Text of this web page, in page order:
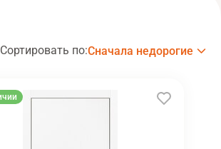
Сортировать по:Сначала недорогие